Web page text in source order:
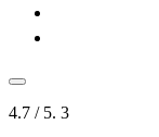
4.7 / 5. 3